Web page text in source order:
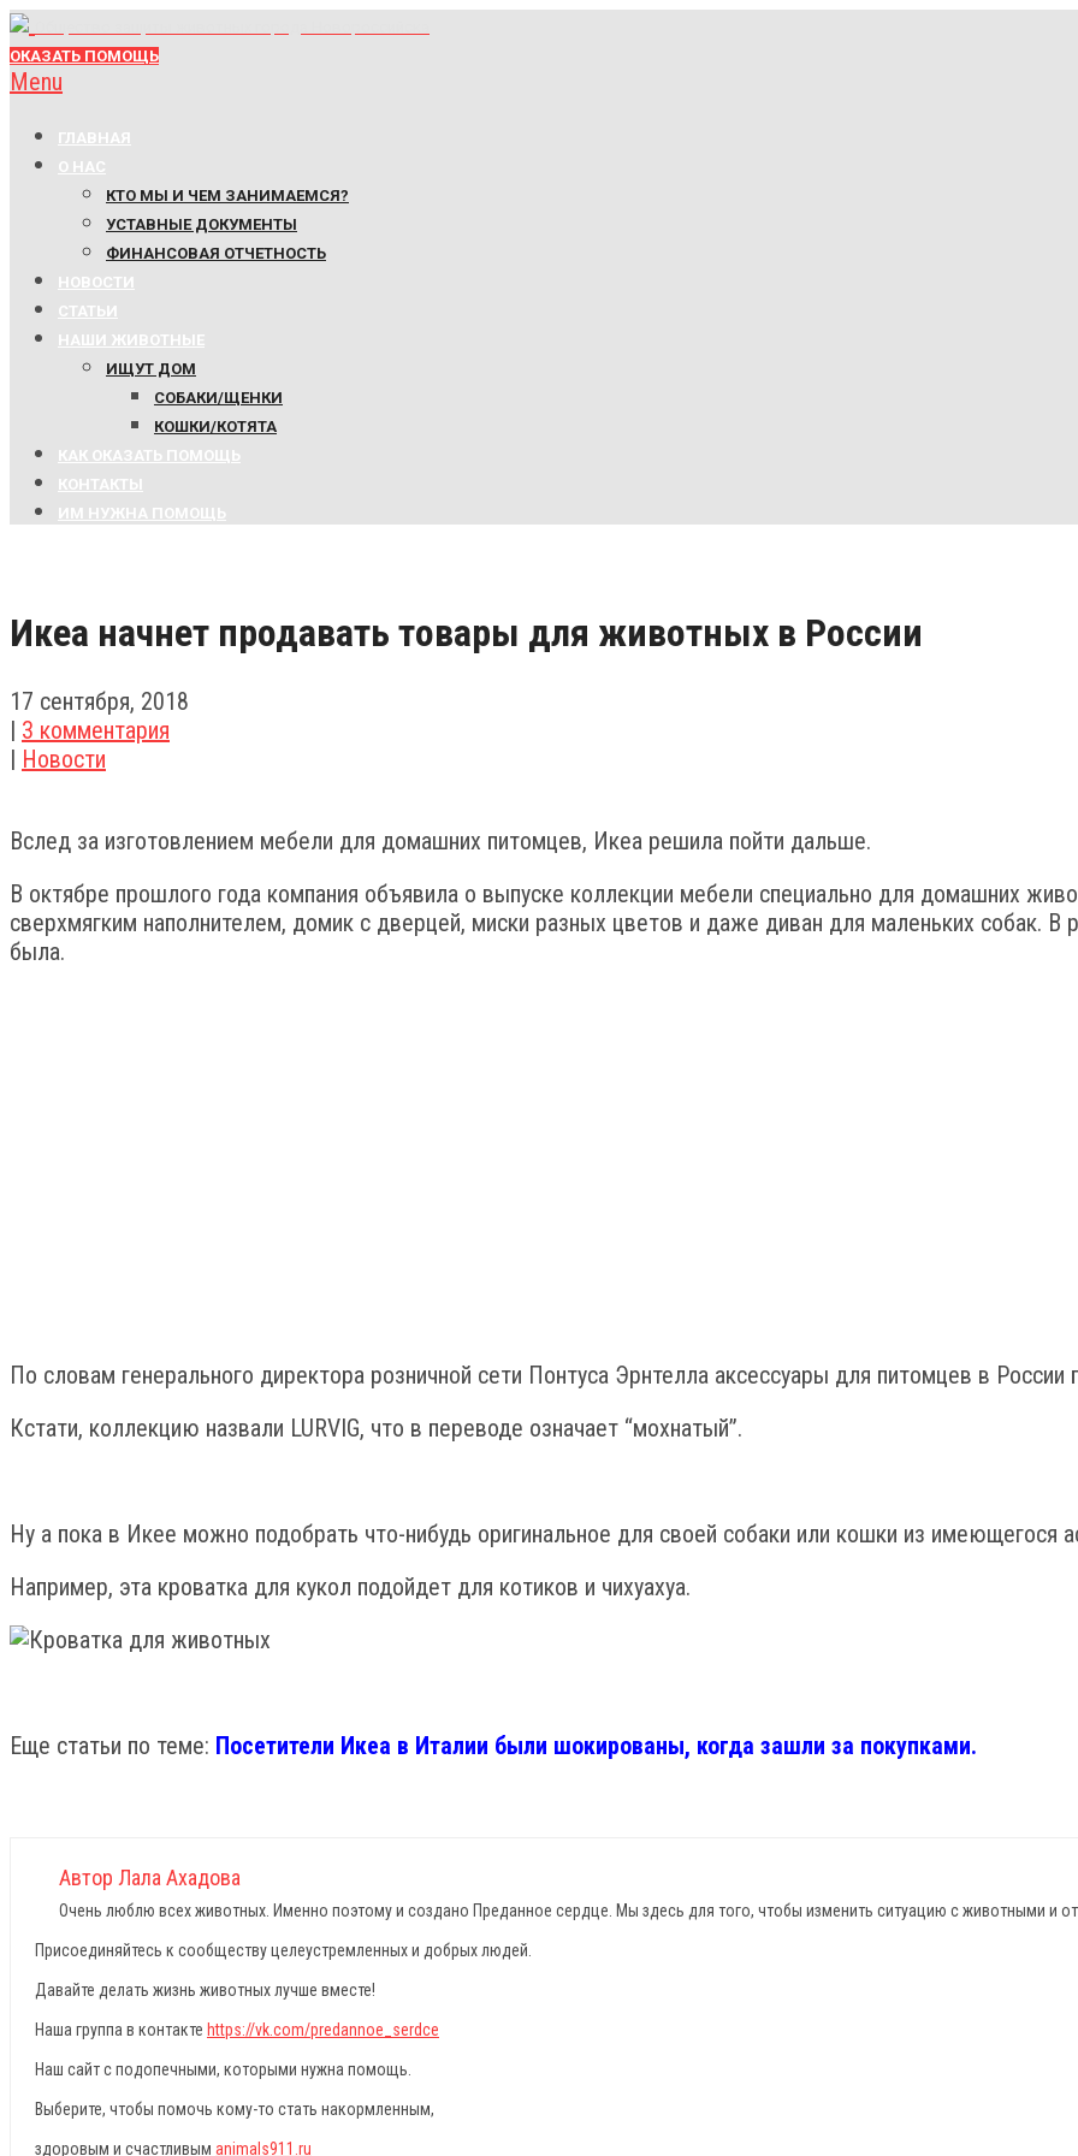
ОКАЗАТЬ ПОМОЩЬ
Menu
ГЛАВНАЯ
О НАС
КТО МЫ И ЧЕМ ЗАНИМАЕМСЯ?
УСТАВНЫЕ ДОКУМЕНТЫ
ФИНАНСОВАЯ ОТЧЕТНОСТЬ
НОВОСТИ
СТАТЬИ
НАШИ ЖИВОТНЫЕ
ИЩУТ ДОМ
СОБАКИ/ЩЕНКИ
КОШКИ/КОТЯТА
КАК ОКАЗАТЬ ПОМОЩЬ
КОНТАКТЫ
ИМ НУЖНА ПОМОЩЬ
Икеа начнет продавать товары для животных в России
17 сентября, 2018
| 3 комментария
| Новости
Вслед за изготовлением мебели для домашних питомцев, Икеа решила пойти дальше.
В октябре прошлого года компания объявила о выпуске коллекции мебели специально для домашних
сверхмягким наполнителем, домик с дверцей, миски разных цветов и даже диван для маленьких собак. В
была.
По словам генерального директора розничной сети Понтуса Эрнтелла аксессуары для питомцев в России
Кстати, коллекцию назвали LURVIG, что в переводе означает “мохнатый”.
Ну а пока в Икее можно подобрать что-нибудь оригинальное для своей собаки или кошки из имеющегося
Например, эта кроватка для кукол подойдет для котиков и чихуахуа.
Еще статьи по теме: Посетители Икеа в Италии были шокированы, когда зашли за покупками.
Автор Лала Ахадова
Очень люблю всех животных. Именно поэтому и создано Преданное сердце. Мы здесь для того, чтобы изменить ситуацию с животными и
Присоединяйтесь к сообществу целеустремленных и добрых людей.
Давайте делать жизнь животных лучше вместе!
Наша группа в контакте https://vk.com/predannoe_serdce
Наш сайт с подопечными, которыми нужна помощь.
Выберите, чтобы помочь кому-то стать накормленным,
здоровым и счастливым animals911.ru